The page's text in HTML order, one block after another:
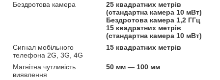
Бездротова камера
25 квадратних метрів
(стандартна камера 10 мВт)
Бездротова камера 1,2 ГГц
15 квадратних метрів
(стандартна камера 10 мВт)
Сигнал мобільного
телефона 2G, 3G, 4G
15 квадратних метрів
Магнітна чутливість
виявлення
50 мм — 100 мм